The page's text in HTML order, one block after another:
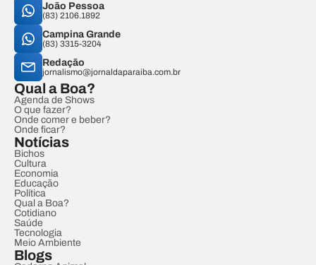
João Pessoa
(83) 2106.1892
Campina Grande
(83) 3315-3204
Redação
jornalismo@jornaldaparaiba.com.br
Qual a Boa?
Agenda de Shows
O que fazer?
Onde comer e beber?
Onde ficar?
Notícias
Bichos
Cultura
Economia
Educação
Política
Qual a Boa?
Cotidiano
Saúde
Tecnologia
Meio Ambiente
Blogs